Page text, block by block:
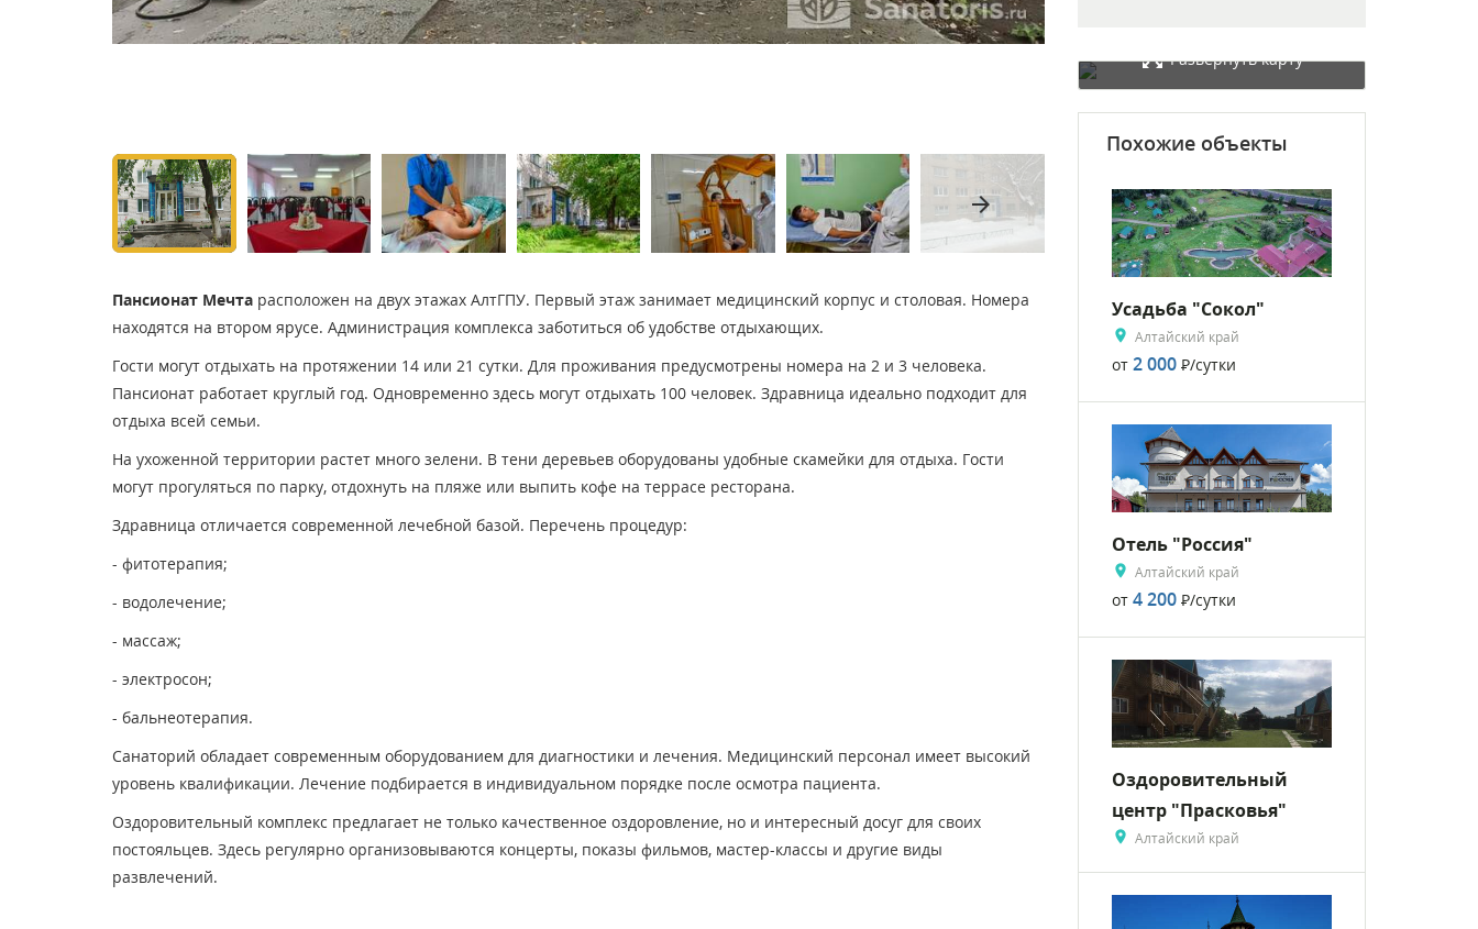
arrow_forward
Пансионат Мечта расположен на двух этажах АлтГПУ. Первый этаж занимает медицинский корпус и столовая. Номера
находятся на втором ярусе. Администрация комплекса заботиться об удобстве отдыхающих.
Гости могут отдыхать на протяжении 14 или 21 сутки. Для проживания предусмотрены номера на 2 и 3 человека.
Пансионат работает круглый год. Одновременно здесь могут отдыхать 100 человек. Здравница идеально подходит для
отдыха всей семьи.
На ухоженной территории растет много зелени. В тени деревьев оборудованы удобные скамейки для отдыха. Гости
могут прогуляться по парку, отдохнуть на пляже или выпить кофе на террасе ресторана.
Здравница отличается современной лечебной базой. Перечень процедур:
- фитотерапия;
- водолечение;
- массаж;
- электросон;
- бальнеотерапия.
Санаторий обладает современным оборудованием для диагностики и лечения. Медицинский персонал имеет высокий
уровень квалификации. Лечение подбирается в индивидуальном порядке после осмотра пациента.
Оздоровительный комплекс предлагает не только качественное оздоровление, но и интересный досуг для своих
постояльцев. Здесь регулярно организовываются концерты, показы фильмов, мастер-классы и другие виды
развлечений.
Развернуть карту
Похожие объекты
Усадьба "Сокол"
Алтайский край
от 2 000 Р/сутки
Отель "Россия"
Алтайский край
от 4 200 Р/сутки
Оздоровительный
центр "Прасковья"
Алтайский край